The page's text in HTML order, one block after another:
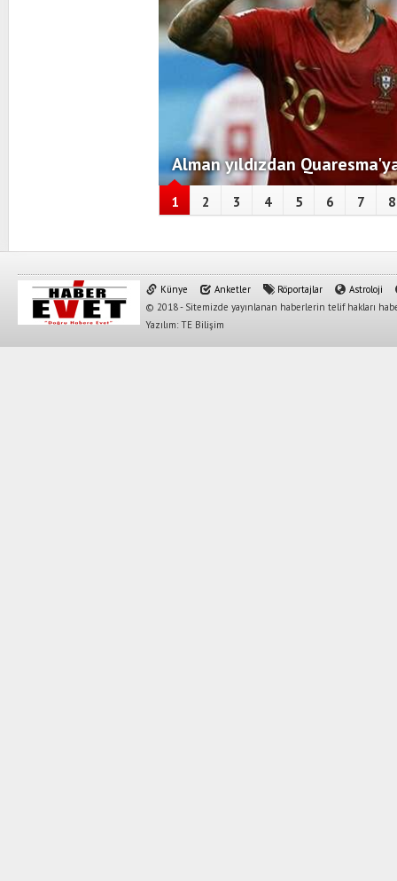
1 2 3 4 5 6 7 8
Alman yıldızdan
Künye Anketler Röportajlar
Astroloji
© 2018 - Sitemizde yayınlanan haberlerin telif hakları
Yazılım: TE Bilişim